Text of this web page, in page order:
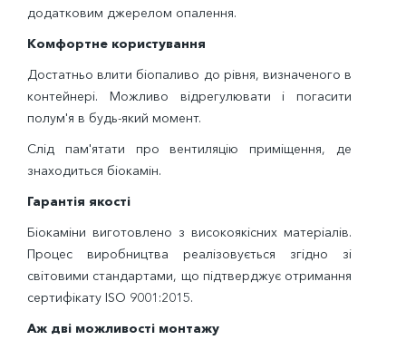
додатковим джерелом опалення.
Комфортне користування
Достатньо влити біопаливо до рівня, визначеного в
контейнері. Можливо відрегулювати і погасити
полум'я в будь-який момент.
Слід пам'ятати про вентиляцію приміщення, де
знаходиться біокамін.
Гарантія якості
Біокаміни виготовлено з високоякісних матеріалів.
Процес виробництва реалізовується згідно зі
світовими стандартами, що підтверджує отримання
сертифікату ISO 9001:2015.
Аж дві можливості монтажу